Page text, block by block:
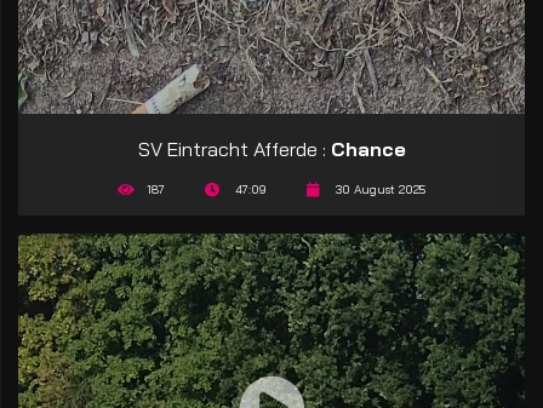
SV Eintracht Afferde : Chance
187 47:09 30 August 2025